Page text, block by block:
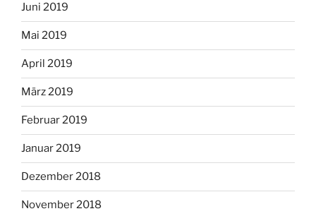
Juni 2019
Mai 2019
April 2019
März 2019
Februar 2019
Januar 2019
Dezember 2018
November 2018